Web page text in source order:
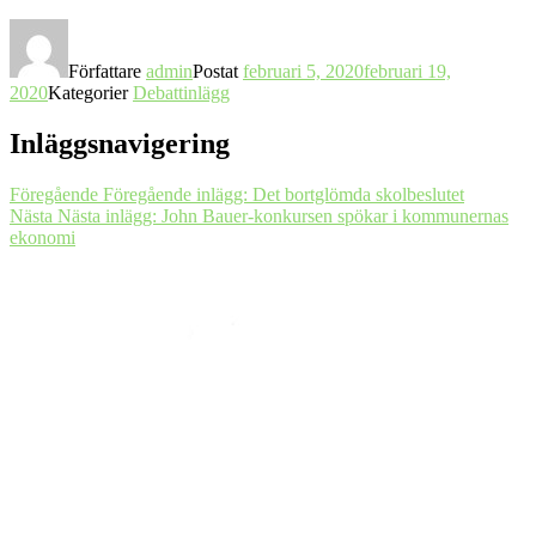
Författare adminPostat februari 5, 2020februari 19,
2020KategorierDebattinlägg
Inläggsnavigering
Föregående Föregående inlägg: Det bortglömda skolbeslutet
Nästa Nästa inlägg: John Bauer-konkursen spökar i kommunernas
ekonomi